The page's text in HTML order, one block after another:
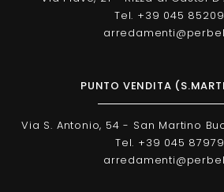
Tel. +39 045
PUNTO VENDITA
Via S. Antonio, 54 - San Martino
Tel. +39 045